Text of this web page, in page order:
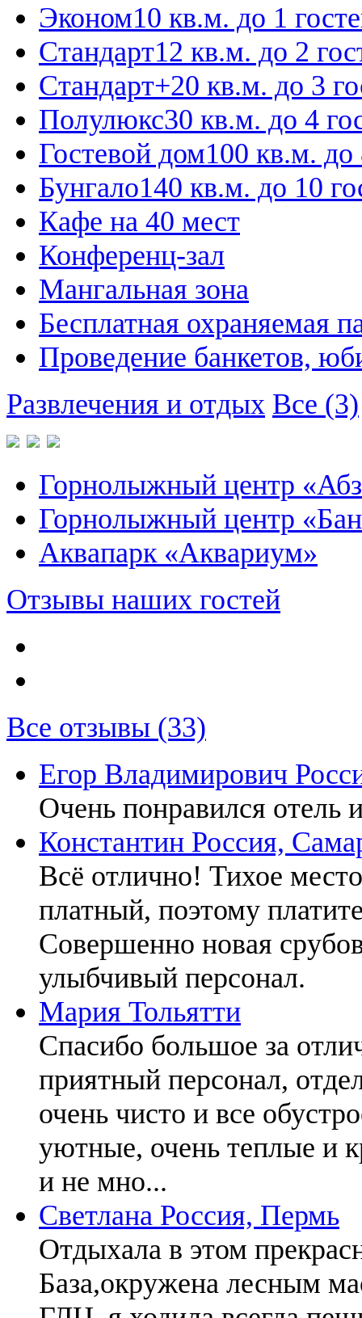
Эконом10 кв.м. до 1
Стандарт12 кв.м. до 2
Стандарт+20 кв.м. до 3
Полулюкс30 кв.м. до 4
Гостевой дом100 кв.м. до
Бунгало140 кв.м. до 10
Кафе на 40 мест
Конференц-зал
Мангальная зона
Бесплатная охраняемая
Проведение банкетов,
Развлечения и отдых Все (3)
Горнолыжный центр
Горнолыжный центр
Аквапарк «Аквариум»
Отзывы наших гостей
Все отзывы (33)
Егор Владимирович
Очень понравился отель
Константин Россия,
Всё отлично! Тихое
платный, поэтому
Совершенно новая
улыбчивый персонал.
Мария Тольятти
Спасибо большое за
приятный персонал,
очень чисто и все
уютные, очень теплые и
и не мно...
Светлана Россия, Пермь
Отдыхала в этом
База,окружена лесным